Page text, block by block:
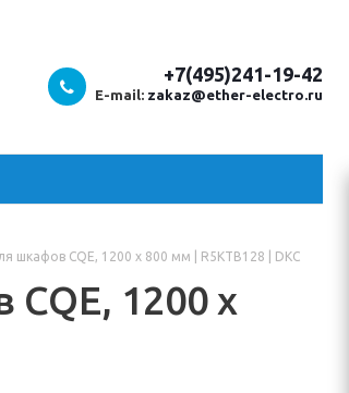
+7(495)241-19-42
E-mail: zakaz@ether-electro.ru
шкафов CQE, 1200 x 800 мм | R5KTB128 | DKC
1200 x